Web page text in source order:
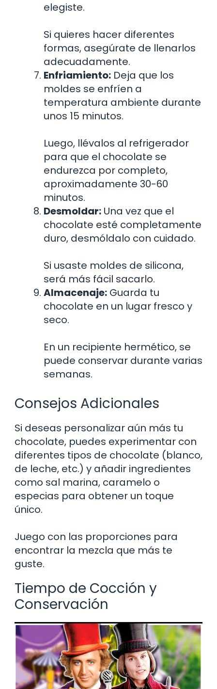
elegiste.
Si quieres hacer diferentes
formas, asegúrate de llenarlos
adecuadamente.
Enfriamiento: Deja que los
moldes se enfríen a
temperatura ambiente durante
unos 15 minutos.
Luego, llévalos al refrigerador
para que el chocolate se
endurezca por completo,
aproximadamente 30-60
minutos.
Desmoldar: Una vez que el
chocolate esté completamente
duro, desmóldalo con cuidado.
Si usaste moldes de silicona,
será más fácil sacarlo.
Almacenaje: Guarda tu
chocolate en un lugar fresco y
seco.
En un recipiente hermético, se
puede conservar durante varias
semanas.
Consejos Adicionales
Si deseas personalizar aún más tu
chocolate, puedes experimentar con
diferentes tipos de chocolate (blanco,
de leche, etc.) y añadir ingredientes
como sal marina, caramelo o
especias para obtener un toque
único.
Juego con las proporciones para
encontrar la mezcla que más te
guste.
Tiempo de Cocción y
Conservación